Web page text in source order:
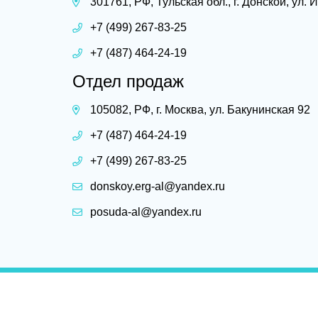
+7 (499) 267-83-25
+7 (487) 464-24-19
Отдел продаж
105082, РФ, г. Москва, ул. Бакунинская 92
+7 (487) 464-24-19
+7 (499) 267-83-25
donskoy.erg-al@yandex.ru
posuda-al@yandex.ru